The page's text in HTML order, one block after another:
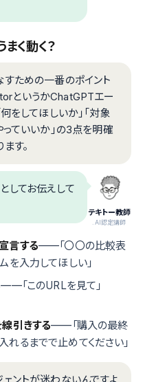
く動く？
ための一番のポイント
というかChatGPTエー
をしてほしいか」「対象
っていいか」の3点を明確
す。
テキトー教師
.AI認定講師
してお伝えして
言する——「〇〇の比較表
を入力してほしい」
——「このURLを見て」
線引きする——「購入の最終
れるまでで止めてください」
ントが迷わないんですよ